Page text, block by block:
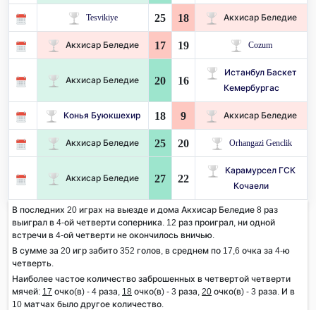
Tesvikiye 25 18 Акхисар Беледие
Акхисар Беледие 17 19 Cozum
Акхисар Беледие 20 16
Истанбул Баскет
Кемербургас
Конья Буюкшехир 18 9 Акхисар Беледие
Акхисар Беледие 25 20 Orhangazi Genclik
Акхисар Беледие 27 22
Карамурсел ГСК
Кочаели
В последних 20 играх на выезде и дома Акхисар Беледие 8 раз
выиграл в 4-ой четверти соперника. 12 раз проиграл, ни одной
встречи в 4-ой четверти не окончилось вничью.
В сумме за 20 игр забито 352 голов, в среднем по 17,6 очка за 4-ю
четверть.
Наиболее частое количество заброшенных в четвертой четверти
мячей: 17 очко(в) - 4 раза, 18 очко(в) - 3 раза, 20 очко(в) - 3 раза. И в
10 матчах было другое количество.